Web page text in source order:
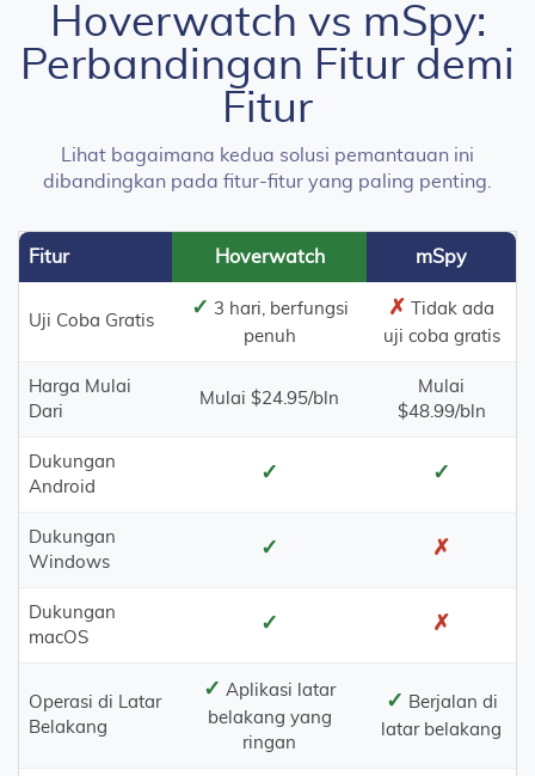
Hoverwatch vs mSpy:
Perbandingan Fitur demi
Fitur
Lihat bagaimana kedua solusi pemantauan ini
dibandingkan pada fitur-fitur yang paling penting.
Fitur Hoverwatch mSpy
Uji Coba Gratis
✓ 3 hari, berfungsi
penuh
✗
Tidak ada
uji coba gratis
Harga Mulai
Dari
Mulai $24.95/bln
Mulai
$48.99/bln
Dukungan
Android
✓ ✓
Dukungan
Windows
✓ ✗
Dukungan
macOS
✓ ✗
Operasi di Latar
Belakang
✓ Aplikasi latar
belakang yang
ringan
✓ Berjalan di
latar belakang